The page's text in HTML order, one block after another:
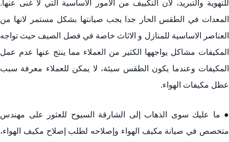
للتهوية والتبريد، لأن التكييف من الأمور الأساسية التي لا غنى عنها.
المعدات في الطقس الحار جدا يجب صيانتها بشكل مستمر لانها من
العناصر الاساسية للمنازل و الاثاث خاصة في فصل الصيف حيث تواجه
المكيفات مشاكل يواجهها الكثير من العملاء مما ينتج عنها عدم عمل
المكيفات وعندما يكون الطقس سيئة، لا يمكن للعملاء معرفة سبب
عطل مكيفات الهواء.
● ما عليك سوى الذهاب إلى الشارقة السيوح للعثور على مهندس
متخصص في صيانة مكيف الهواء وإصلاحه لطلب إصلاح مكيف الهواء،